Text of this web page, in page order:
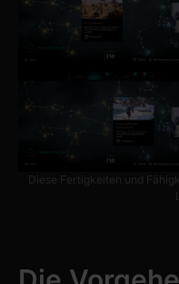
Diese Fertigkeiten und